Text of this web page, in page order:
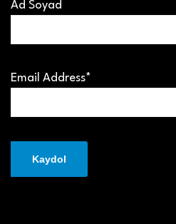
Ad Soyad
Email Address*